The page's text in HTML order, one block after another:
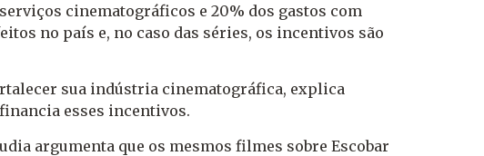
cinematográficos e 20% dos gastos com
no país e, no caso das séries, os incentivos são
sua indústria cinematográfica, explica
esses incentivos.
argumenta que os mesmos filmes sobre Escobar